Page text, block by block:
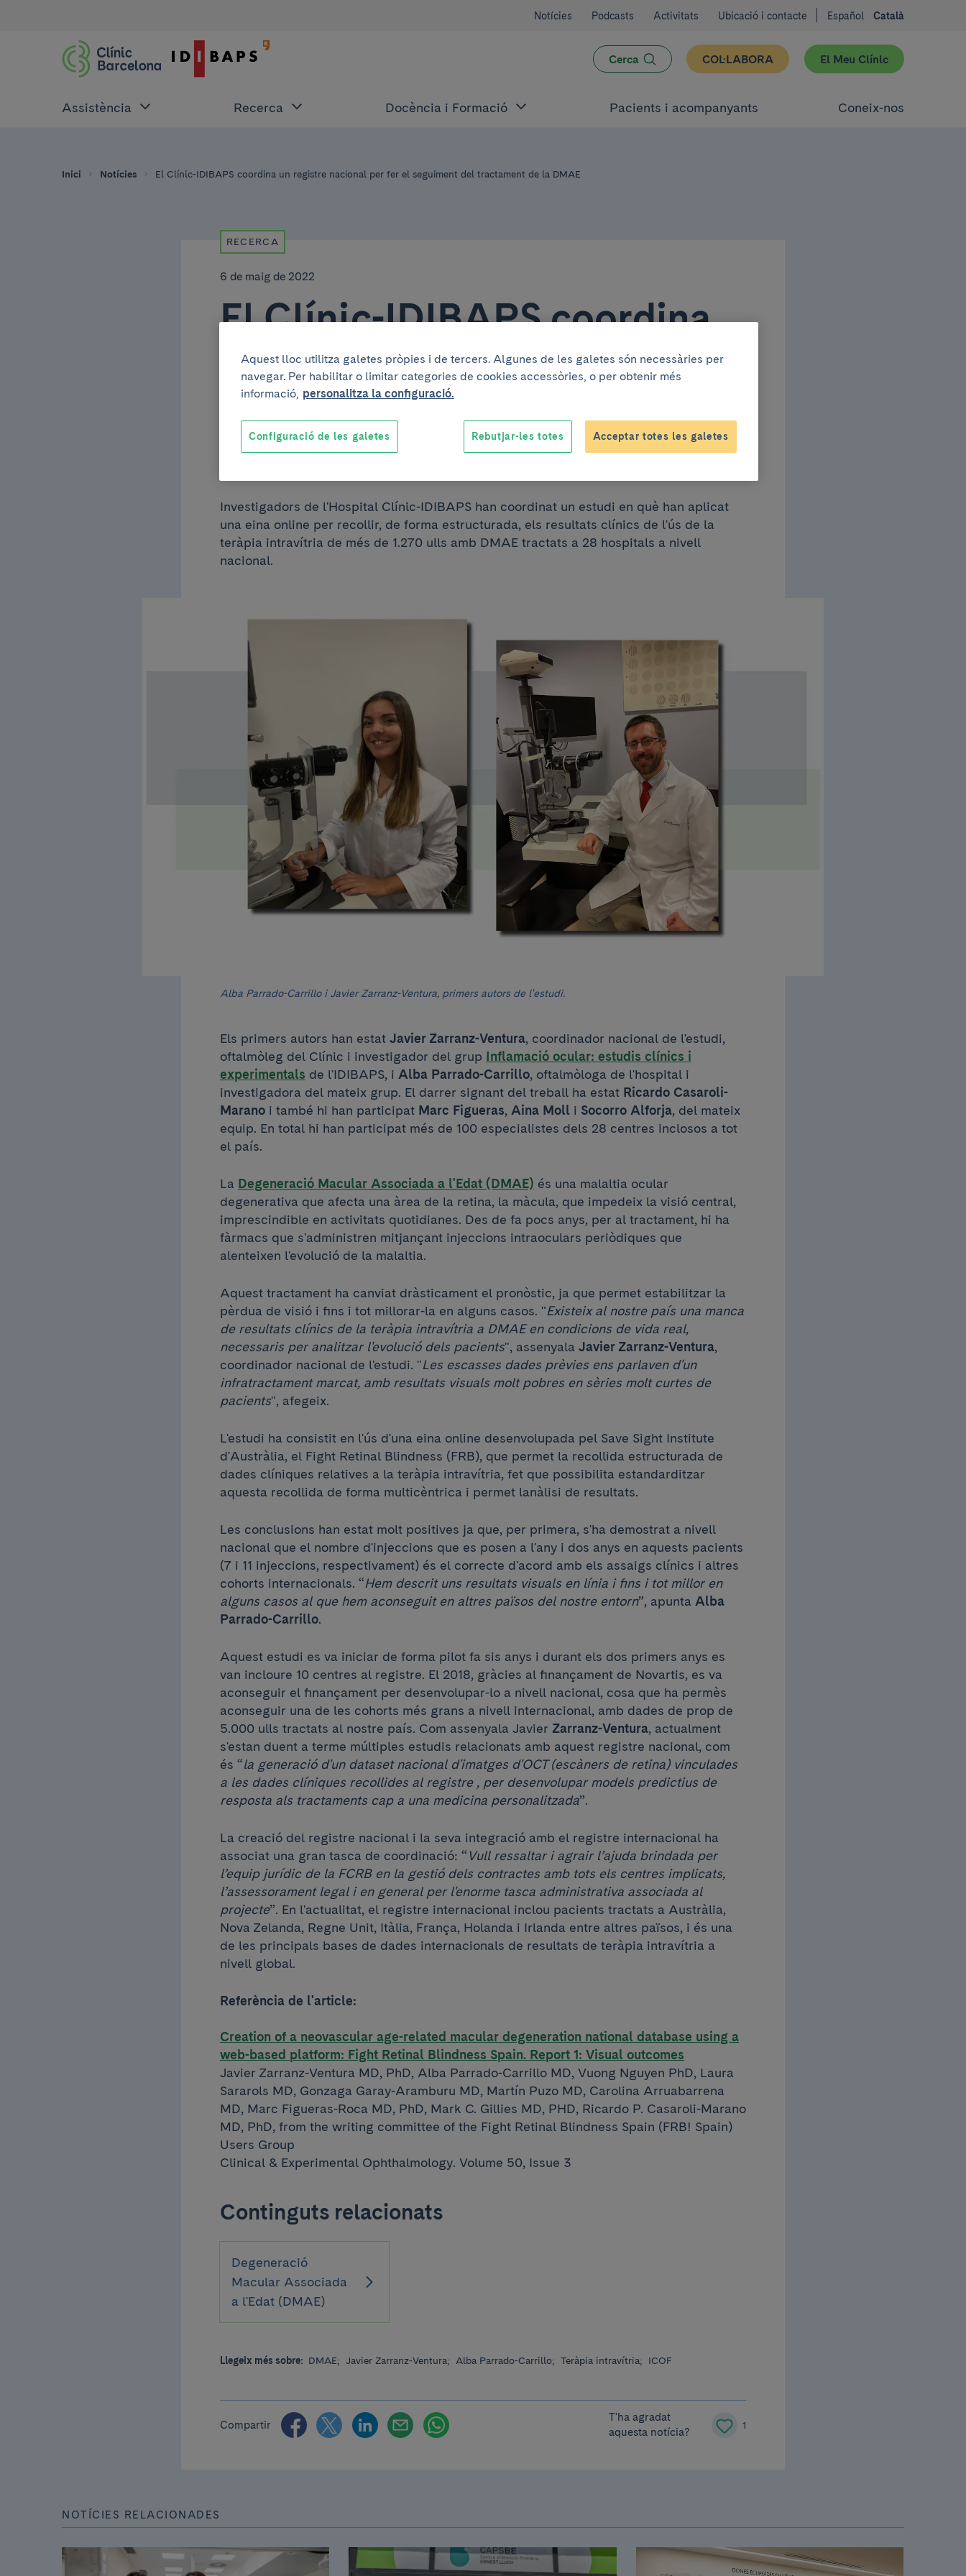
Notícies Podcasts Activitats Ubicació i contacte Español Català
Cerca COL·LABORA El Meu Clínic
Assistència Recerca Docència i Formació Pacients i acompanyants Coneix-nos
Inici Notícies El Clínic-IDIBAPS coordina un registre nacional per fer el seguiment del tractament de la DMAE
RECERCA
6 de maig de 2022
El Clínic-IDIBAPS coordina
un registre nacional per fer
el seguiment del tractament
de la DMAE
Investigadors de l'Hospital Clínic-IDIBAPS han coordinat un estudi en què han aplicat
una eina online per recollir, de forma estructurada, els resultats clínics de l'ús de la
teràpia intravítria de més de 1.270 ulls amb DMAE tractats a 28 hospitals a nivell
nacional.
Alba Parrado-Carrillo i Javier Zarranz-Ventura, primers autors de l'estudi.
Els primers autors han estat Javier Zarranz-Ventura, coordinador nacional de l'estudi,
oftalmòleg del Clínic i investigador del grup Inflamació ocular: estudis clínics i
experimentals de l'IDIBAPS, i Alba Parrado-Carrillo, oftalmòloga de l'hospital i
investigadora del mateix grup. El darrer signant del treball ha estat Ricardo Casaroli-
Marano i també hi han participat Marc Figueras, Aina Moll i Socorro Alforja, del mateix
equip. En total hi han participat més de 100 especialistes dels 28 centres inclosos a tot
el país.
La Degeneració Macular Associada a l'Edat (DMAE) és una malaltia ocular
degenerativa que afecta una àrea de la retina, la màcula, que impedeix la visió central,
imprescindible en activitats quotidianes. Des de fa pocs anys, per al tractament, hi ha
fàrmacs que s'administren mitjançant injeccions intraoculars periòdiques que
alenteixen l'evolució de la malaltia.
Aquest tractament ha canviat dràsticament el pronòstic, ja que permet estabilitzar la
pèrdua de visió i fins i tot millorar-la en alguns casos. "Existeix al nostre país una manca
de resultats clínics de la teràpia intravítria a DMAE en condicions de vida real,
necessaris per analitzar l'evolució dels pacients", assenyala Javier Zarranz-Ventura,
coordinador nacional de l'estudi. "Les escasses dades prèvies ens parlaven d'un
infratractament marcat, amb resultats visuals molt pobres en sèries molt curtes de
pacients", afegeix.
L'estudi ha consistit en l'ús d'una eina online desenvolupada pel Save Sight Institute
d'Austràlia, el Fight Retinal Blindness (FRB), que permet la recollida estructurada de
dades clíniques relatives a la teràpia intravítria, fet que possibilita estandarditzar
aquesta recollida de forma multicèntrica i permet lanàlisi de resultats.
Les conclusions han estat molt positives ja que, per primera, s'ha demostrat a nivell
nacional que el nombre d'injeccions que es posen a l'any i dos anys en aquests pacients
(7 i 11 injeccions, respectivament) és el correcte d'acord amb els assaigs clínics i altres
cohorts internacionals. “Hem descrit uns resultats visuals en línia i fins i tot millor en
alguns casos al que hem aconseguit en altres països del nostre entorn”, apunta Alba
Parrado-Carrillo.
Aquest estudi es va iniciar de forma pilot fa sis anys i durant els dos primers anys es
van incloure 10 centres al registre. El 2018, gràcies al finançament de Novartis, es va
aconseguir el finançament per desenvolupar-lo a nivell nacional, cosa que ha permès
aconseguir una de les cohorts més grans a nivell internacional, amb dades de prop de
5.000 ulls tractats al nostre país. Com assenyala Javier Zarranz-Ventura, actualment
s'estan duent a terme múltiples estudis relacionats amb aquest registre nacional, com
és “la generació d'un dataset nacional d'imatges d'OCT (escàners de retina) vinculades
a les dades clíniques recollides al registre , per desenvolupar models predictius de
resposta als tractaments cap a una medicina personalitzada”.
La creació del registre nacional i la seva integració amb el registre internacional ha
associat una gran tasca de coordinació: “Vull ressaltar i agrair l’ajuda brindada per
l’equip jurídic de la FCRB en la gestió dels contractes amb tots els centres implicats,
l’assessorament legal i en general per l'enorme tasca administrativa associada al
projecte”. En l'actualitat, el registre internacional inclou pacients tractats a Austràlia,
Nova Zelanda, Regne Unit, Itàlia, França, Holanda i Irlanda entre altres països, i és una
de les principals bases de dades internacionals de resultats de teràpia intravítria a
nivell global.
Referència de l'article:
Creation of a neovascular age-related macular degeneration national database using a
web-based platform: Fight Retinal Blindness Spain. Report 1: Visual outcomes
Javier Zarranz-Ventura MD, PhD, Alba Parrado-Carrillo MD, Vuong Nguyen PhD, Laura
Sararols MD, Gonzaga Garay-Aramburu MD, Martín Puzo MD, Carolina Arruabarrena
MD, Marc Figueras-Roca MD, PhD, Mark C. Gillies MD, PHD, Ricardo P. Casaroli-Marano
MD, PhD, from the writing committee of the Fight Retinal Blindness Spain (FRB! Spain)
Users Group
Clinical & Experimental Ophthalmology. Volume 50, Issue 3
Continguts relacionats
Degeneració
Macular Associada
a l'Edat (DMAE)
Llegeix més sobre: DMAE; Javier Zarranz-Ventura; Alba Parrado-Carrillo; Teràpia intravítria; ICOF
Compartir
T'ha agradat
aquesta notícia?
1
NOTÍCIES RELACIONADES
Aquest lloc utilitza galetes pròpies i de tercers. Algunes de les galetes són necessàries per
navegar. Per habilitar o limitar categories de cookies accessòries, o per obtenir més
informació, personalitza la configuració.
Rebutjar-les totes Acceptar totes les galetes
Configuració de les galetes